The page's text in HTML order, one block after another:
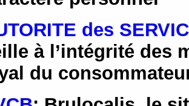
des
à l’intégrité des
du